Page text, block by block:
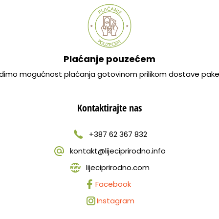
Plaćanje pouzećem
mogućnost plaćanja gotovinom prilikom dostave
Kontaktirajte nas
+387 62 367 832
kontakt@lijeciprirodno.info
lijeciprirodno.com
Facebook
Instagram